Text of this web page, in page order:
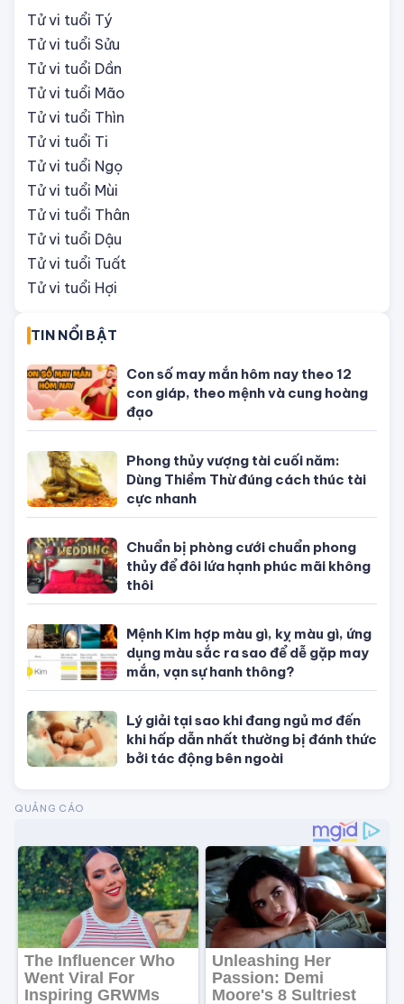
ĐÁNG QUAN TÂM
Tử vi tuổi Tý
Tử vi tuổi Sửu
Tử vi tuổi Dần
Tử vi tuổi Mão
Tử vi tuổi Thìn
Tử vi tuổi Ti
Tử vi tuổi Ngọ
Tử vi tuổi Mùi
Tử vi tuổi Thân
Tử vi tuổi Dậu
Tử vi tuổi Tuất
Tử vi tuổi Hợi
TIN NỔI BẬT
Con số may mắn hôm nay theo 12
con giáp, theo mệnh và cung hoàng
Phong thủy vượng tài cuối năm:
Dùng Thiềm Thừ đúng cách thúc tài
cực nhanh
Chuẩn bị phòng cưới chuẩn phong
thủy để đôi lứa hạnh phúc mãi không
thôi
Mệnh Kim hợp màu gì, kỵ màu gì, ứng
dụng màu sắc ra sao để dễ gặp may
mắn, vạn sự hanh thông?
Lý giải tại sao khi đang ngủ mơ đến